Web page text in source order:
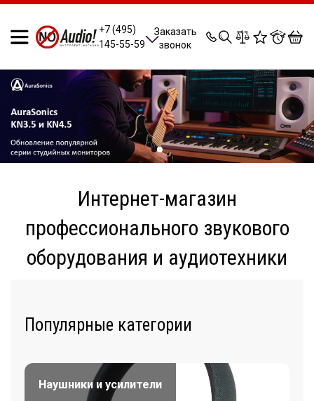
+7 (495)
145-55-59
Заказать
звонок
0 0 0 0
Интернет-магазин
профессионального звукового
оборудования и аудиотехники
Популярные категории
Наушники и усилители